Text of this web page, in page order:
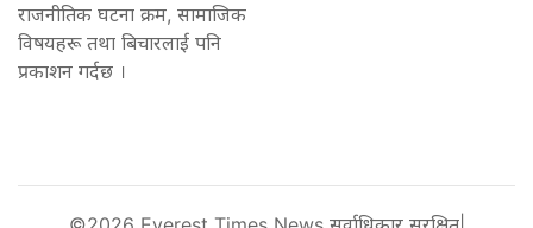
राजनीतिक घटना क्रम, सामाजिक
विषयहरू तथा बिचारलाई पनि
प्रकाशन गर्दछ ।